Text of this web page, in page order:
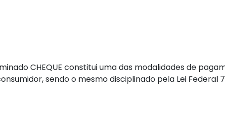
CHEQUE constitui uma das modalidades de
sendo o mesmo disciplinado pela Lei Federal